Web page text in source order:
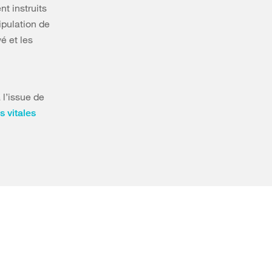
instruits
de
et les
de
vitales